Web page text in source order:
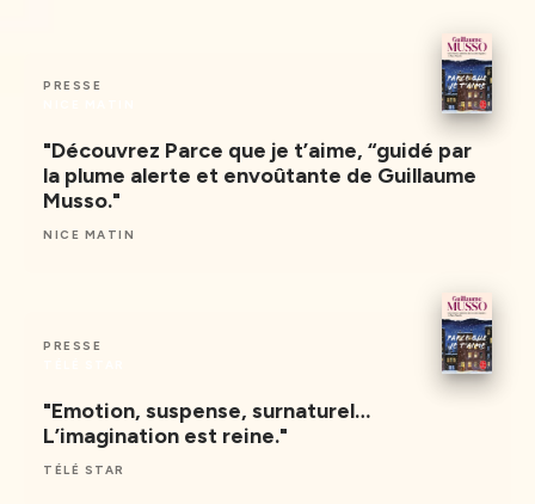
PRESSE
"Découvrez Parce que je t’aime, “guidé par
la plume alerte et envoûtante de Guillaume
Musso."
NICE MATIN
PRESSE
"Emotion, suspense, surnaturel…
L’imagination est reine."
TÉLÉ STAR